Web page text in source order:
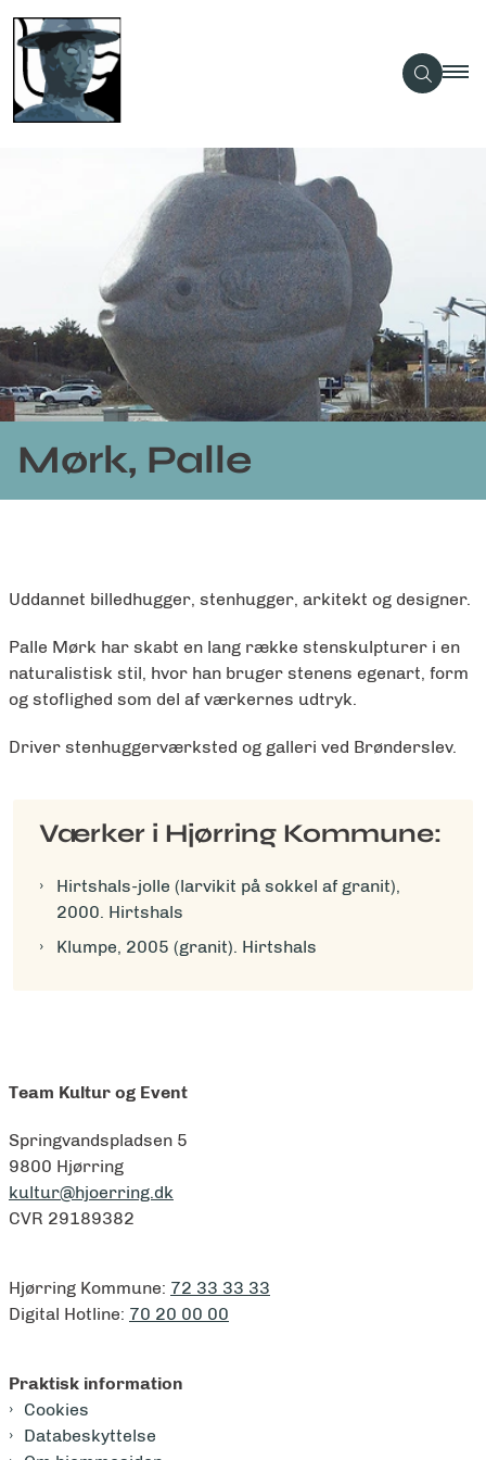
Mørk, Palle
Uddannet billedhugger, stenhugger, arkitekt og designer.
Palle Mørk har skabt en lang række stenskulpturer i en
naturalistisk stil, hvor han bruger stenens egenart, form
og stoflighed som del af værkernes udtryk.
Driver stenhuggerværksted og galleri ved Brønderslev.
Værker i Hjørring Kommune:
Hirtshals-jolle (larvikit på sokkel af granit),
2000. Hirtshals
Klumpe, 2005 (granit). Hirtshals
Team Kultur og Event
Springvandspladsen 5
9800 Hjørring
kultur@hjoerring.dk
CVR 29189382
Hjørring Kommune: 72 33 33 33
Digital Hotline: 70 20 00 00
Praktisk information
Cookies
Databeskyttelse